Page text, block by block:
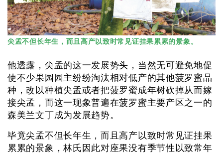
尖孟不但长年生，而且高产以致时常见证挂果累累的景象。
他透露，尖孟的这一发展势头，当然无可避免地促
使不少果园园主纷纷淘汰相对低产的其他菠罗蜜品
种，改以种植尖孟或者把菠罗蜜成年树砍掉从而嫁
接尖孟，而这一现象普遍在菠罗蜜主要产区之一的
森美兰文丁成为发展趋势。
毕竟尖孟不但长年生，而且高产以致时常见证挂果
累累的景象，林氏因此对座果没有季节性以致常年